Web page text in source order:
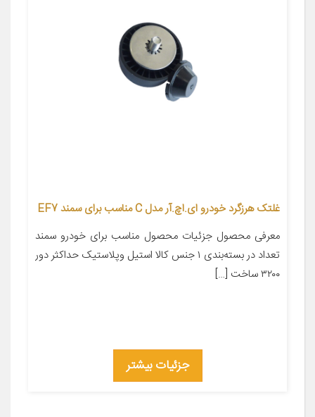
غلتک هرزگرد خودرو ای.اچ.آر مدل C مناسب برای سمند EF7
معرفی محصول جزئیات محصول مناسب برای خودرو سمند
تعداد در بسته‌بندی ۱ جنس کالا استیل وپلاستیک حداکثر دور
۳۲۰۰ ساخت […]
جزئیات بیشتر